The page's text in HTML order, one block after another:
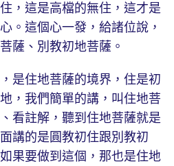
，這是高檔的無住，這才是
。這個心一發，給諸位說，
薩、別教初地菩薩。
住地菩薩的境界，住是初
，我們簡單的講，叫住地菩
看註解，聽到住地菩薩就是
講的是圓教初住跟別教初
果要做到這個，那也是住地